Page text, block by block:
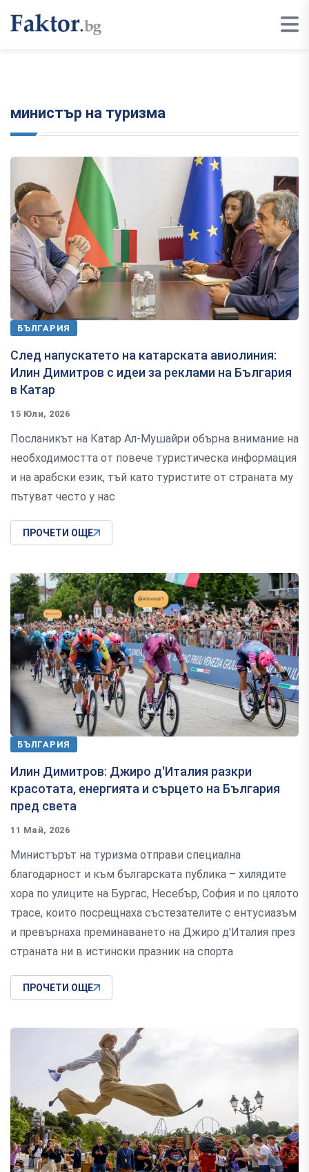
министър на туризма
БЪЛГАРИЯ
След напускатето на катарската авиолиния:
Илин Димитров с идеи за реклами на България
в Катар
15 Юли, 2026
Посланикът на Катар Ал-Мушайри обърна внимание на
необходимостта от повече туристическа информация
и на арабски език, тъй като туристите от страната му
пътуват често у нас
ПРОЧЕТИ ОЩЕ
БЪЛГАРИЯ
Илин Димитров: Джиро д'Италия разкри
красотата, енергията и сърцето на България
пред света
11 Май, 2026
Министърът на туризма отправи специална
благодарност и към българската публика – хилядите
хора по улиците на Бургас, Несебър, София и по цялото
трасе, които посрещнаха състезателите с ентусиазъм
и превърнаха преминаването на Джиро д'Италия през
страната ни в истински празник на спорта
ПРОЧЕТИ ОЩЕ